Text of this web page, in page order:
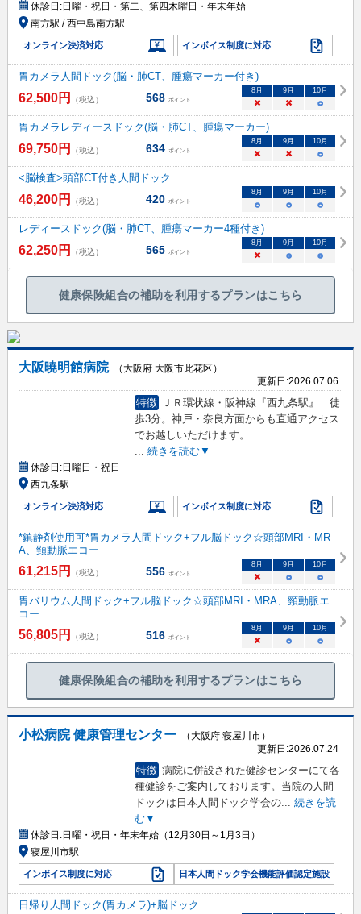
休診日:日曜・祝日・第二、第四木曜日・年末年始
南方駅 / 西中島南方駅
オンライン決済対応 インボイス制度に対応
胃カメラ人間ドック(脳・肺CT、腫瘍マーカー付き)
62,500円 （税込） 568 ポイント
8月 9月 10月
× × ○
胃カメラレディースドック(脳・肺CT、腫瘍マーカー)
69,750円 （税込） 634 ポイント
8月 9月 10月
× × ○
<脳検査>頭部CT付き人間ドック
46,200円 （税込） 420 ポイント
8月 9月 10月
○ ○ ○
レディースドック(脳・肺CT、腫瘍マーカー4種付き)
62,250円 （税込） 565 ポイント
8月 9月 10月
× ○ ○
健康保険組合の補助を利用するプランはこちら
大阪暁明館病院
（大阪府 大阪市此花区）
更新日:2026.07.06
特徴
ＪＲ環状線・阪神線『西九条駅』 徒
歩3分。神戸・奈良方面からも直通アクセス
でお越しいただけます。
続きを読む▼
休診日:日曜日・祝日
西九条駅
オンライン決済対応 インボイス制度に対応
*鎮静剤使用可*胃カメラ人間ドック+フル脳ドック☆頭部MRI・MR
A、頸動脈エコー
61,215円 （税込） 556 ポイント
8 月 9 月 10月
× ○ ○
胃バリウム人間ドック+フル脳ドック☆頭部MRI・MRA、頸動脈エ
コー
56,805円 （税込） 516 ポイント
8 月 9 月 10月
× ○ ○
健康保険組合の補助を利用するプランはこちら
小松病院 健康管理センター
（大阪府 寝屋川市）
更新日:2026.07.24
特徴 病院に併設された健診センターにて各
種健診をご案内しております。当院の人間
ドックは日本人間ドック学会の... 続きを読
む▼
休診日:日曜・祝日・年末年始（12月30日～1月3日）
寝屋川市駅
インボイス制度に対応 日本人間ドック学会機能評価認定施設
日帰り人間ドック(胃カメラ)+脳ドック